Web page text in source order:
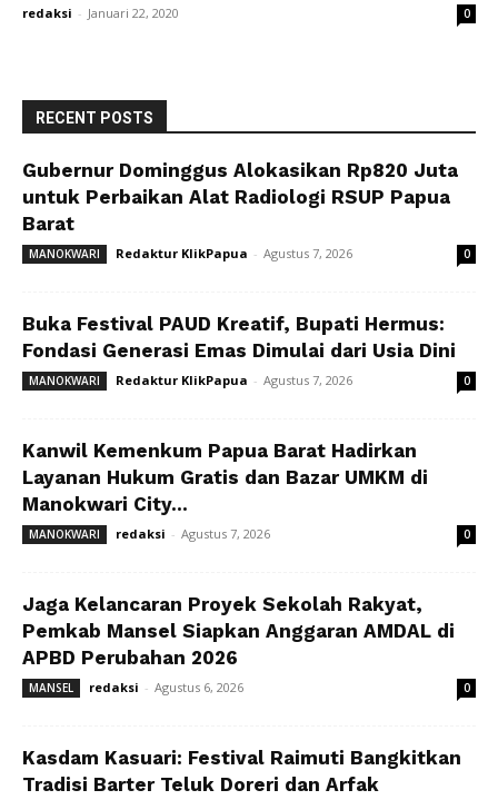
redaksi - Januari 22, 2020 0
RECENT POSTS
Gubernur Dominggus Alokasikan Rp820 Juta
untuk Perbaikan Alat Radiologi RSUP Papua
Barat
MANOKWARI Redaktur KlikPapua - Agustus 7, 2026 0
Buka Festival PAUD Kreatif, Bupati Hermus:
Fondasi Generasi Emas Dimulai dari Usia Dini
MANOKWARI Redaktur KlikPapua - Agustus 7, 2026 0
Kanwil Kemenkum Papua Barat Hadirkan
Layanan Hukum Gratis dan Bazar UMKM di
Manokwari City...
MANOKWARI redaksi - Agustus 7, 2026 0
Jaga Kelancaran Proyek Sekolah Rakyat,
Pemkab Mansel Siapkan Anggaran AMDAL di
APBD Perubahan 2026
MANSEL redaksi - Agustus 6, 2026 0
Kasdam Kasuari: Festival Raimuti Bangkitkan
Tradisi Barter Teluk Doreri dan Arfak